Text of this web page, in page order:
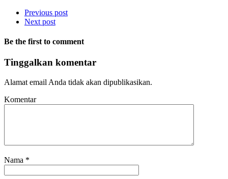
Previous post
Next post
Be the first to comment
Tinggalkan komentar
Alamat email Anda tidak akan dipublikasikan.
Komentar
Nama *